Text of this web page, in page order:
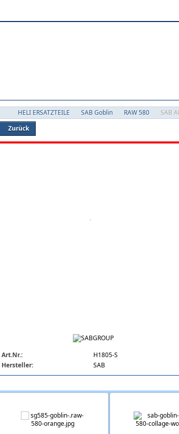
HELI ERSATZTEILE SAB Goblin RAW 580
SAB
Zurück
Art.Nr.:
H1805-S
Hersteller:
SAB